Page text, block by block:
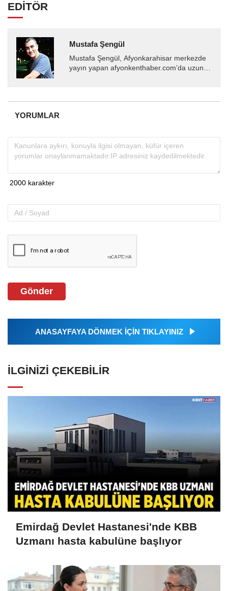
EDİTÖR
Mustafa Şengül
Mustafa Şengül, Afyonkarahisar merkezde
yayın yapan afyonkenthaber.com’da uzun
almakta, haber akışı...
YORUMLAR
Gönder
ANASAYFAYA DÖNMEK İÇİN TIKLAYINIZ
İLGINIZI ÇEKEBILIR
Emirdağ Devlet Hastanesi'nde KBB
Uzmanı hasta kabulüne başlıyor